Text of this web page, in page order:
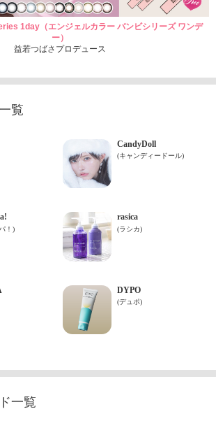
1day（エンジェルカラー バンビシリーズ ワンデ
ー）
益若つばさプロデュース
覧
一覧